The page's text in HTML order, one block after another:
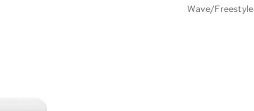
Wave/Freestyle